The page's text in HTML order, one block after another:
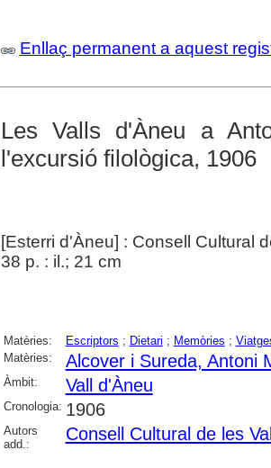
Enllaç permanent a aquest
Les Valls d'Àneu a
l'excursió filològica, 1906
[Esterri d'Àneu] : Consell Cultural
38 p. : il.; 21 cm
Matèries: Escriptors ; Dietari ; Memòries ;
Matèries:
Alcover i Sureda, Antoni
Àmbit: Vall d'Àneu
Cronologia: 1906
Autors
add.:
Consell Cultural de les